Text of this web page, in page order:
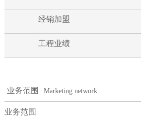
经销加盟
工程业绩
业务范围 Marketing network
业务范围